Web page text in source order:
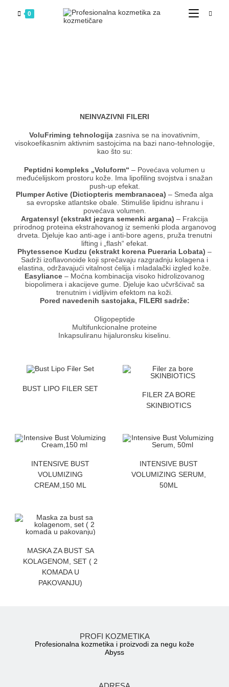
0
NEINVAZIVNI FILERI
VoluFriming tehnologija zasniva se na inovativnim,
visokoefikasnim aktivnim sastojcima na bazi nano-tehnologije,
kao što su:
Peptidni kompleks „Voluform“ – Povećava volumen u
međućelijskom prostoru kože. Ima lipofiling svojstva i snažan
push-up efekat.
Plumper Active (Dictiopteris membranacea) – Smeđa alga
sa evropske atlantske obale. Stimuliše lipidnu ishranu i
povećava volumen.
Argatensyl (ekstrakt jezgra semenki argana) – Frakcija
prirodnog proteina ekstrahovanog iz semenki ploda arganovog
drveta. Djeluje kao anti-age i anti-bore agens, pruža trenutni
lifting i „flash“ efekat.
Phytessence Kudzu (ekstrakt korena Pueraria Lobata) –
Sadrži izoflavonoide koji sprečavaju razgradnju kolagena i
elastina, održavajući vitalnost ćelija i mladalački izgled kože.
Easyliance – Moćna kombinacija visoko hidrolizovanog
biopolimera i akacijeve gume. Djeluje kao učvršćivač sa
trenutnim i vidljivim efektom na koži.
Pored navedenih sastojaka, FILERI sadrže:
Oligopeptide
Multifunkcionalne proteine
Inkapsuliranu hijaluronsku kiselinu.
BUST LIPO FILER SET
FILER ZA BORE
SKINBIOTICS
INTENSIVE BUST
VOLUMIZING
CREAM,150 ML
INTENSIVE BUST
VOLUMIZING SERUM,
50ML
MASKA ZA BUST SA
KOLAGENOM, SET ( 2
KOMADA U
PAKOVANJU)
PROFI KOZMETIKA
Profesionalna kozmetika i proizvodi za negu kože
Abyss